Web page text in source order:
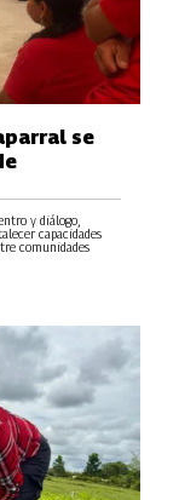
se
y diálogo,
capacidades
comunidades